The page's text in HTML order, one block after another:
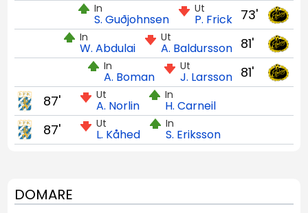
73'
Ut
P. Frick
In
S. Guðjohnsen
81'
Ut
A. Baldursson
In
W. Abdulai
81'
Ut
J. Larsson
In
A. Boman
Ut
A. Norlin
In
H. Carneil
87'
Ut
L. Kåhed
In
S. Eriksson
87'
DOMARE